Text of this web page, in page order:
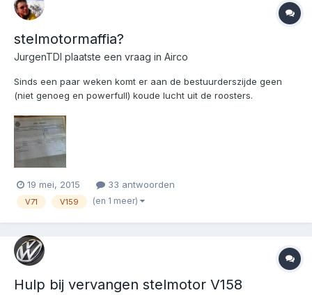
stelmotormaffia?
JurgenTDI plaatste een vraag in Airco
Sinds een paar weken komt er aan de bestuurderszijde geen
(niet genoeg en powerfull) koude lucht uit de roosters.
goed werkten, dus de boel maar eens gaan uitlezen: V158, V159
en de V71 kapoet. Via internet hoef ik geen motortjes...
19 mei, 2015 33 antwoorden
V71 V159 (en 1 meer)
Hulp bij vervangen stelmotor V158